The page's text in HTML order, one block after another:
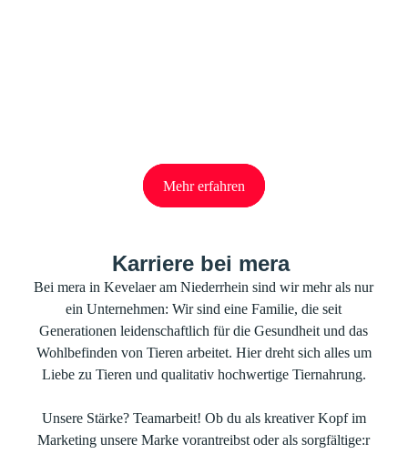
Petfood Family
Mehr erfahren
Mehr erfahren
Mehr erfahren
Karriere bei mera
Bei mera in Kevelaer am Niederrhein sind wir mehr als nur
ein Unternehmen: Wir sind eine Familie, die seit
Generationen leidenschaftlich für die Gesundheit und das
Wohlbefinden von Tieren arbeitet. Hier dreht sich alles um
Liebe zu Tieren und qualitativ hochwertige Tiernahrung.
Unsere Stärke? Teamarbeit! Ob du als kreativer Kopf im
Marketing unsere Marke vorantreibst oder als sorgfältige:r